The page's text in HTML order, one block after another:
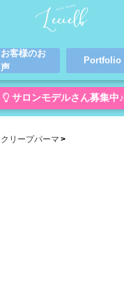
お客様のお
声
Portfolio
サロンモデルさん募集中♪
クリープパーマ